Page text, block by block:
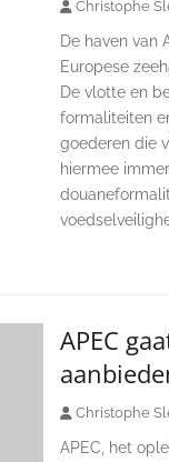
Christophe
De haven van
Europese
De vlotte en
formaliteiten
goederen die
hiermee
APEC
Christophe
APEC, het